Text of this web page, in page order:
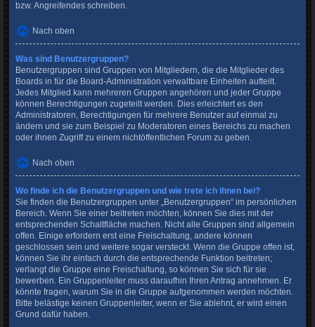
bzw. Angreifendes schreiben.
Nach oben
Was sind Benutzergruppen?
Benutzergruppen sind Gruppen von Mitgliedern, die die Mitglieder des
Boards in für die Board-Administration verwaltbare Einheiten aufteilt.
Jedes Mitglied kann mehreren Gruppen angehören und jeder Gruppe
können Berechtigungen zugeteilt werden. Dies erleichtert es den
Administratoren, Berechtigungen für mehrere Benutzer auf einmal zu
ändern und sie zum Beispiel zu Moderatoren eines Bereichs zu machen
oder ihnen Zugriff zu einem nichtöffentlichen Forum zu geben.
Nach oben
Wo finde ich die Benutzergruppen und wie trete ich ihnen bei?
Sie finden die Benutzergruppen unter „Benutzergruppen“ im persönlichen
Bereich. Wenn Sie einer beitreten möchten, können Sie dies mit der
entsprechenden Schaltfläche machen. Nicht alle Gruppen sind allgemein
offen. Einige erfordern erst eine Freischaltung, andere können
geschlossen sein und weitere sogar versteckt. Wenn die Gruppe offen ist,
können Sie ihr einfach durch die entsprechende Funktion beitreten;
verlangt die Gruppe eine Freischaltung, so können Sie sich für sie
bewerben. Ein Gruppenleiter muss daraufhin Ihren Antrag annehmen. Er
könnte fragen, warum Sie in die Gruppe aufgenommen werden möchten.
Bitte belästige keinen Gruppenleiter, wenn er Sie ablehnt, er wird einen
Grund dafür haben.